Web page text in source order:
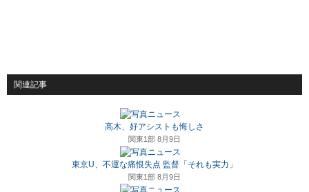
関連記事
高木、好アシストも悔しさ
関東1部 8月9日
東京U、不運な痛恨失点 監督「それも実力」
関東1部 8月9日